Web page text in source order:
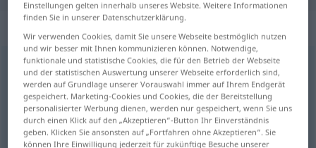
: Femininum
Beurlaubungf <Beurlaubung;Beurlaubungen>
Übersicht aller Übersetzungen
(Für mehr Details die Übersetzung anklicken/antippen)
permiso, excedencia, licencia, suspensión
Einstellungen gelten innerhalb unseres Website. Weitere Informationen
finden Sie in unserer Datenschutzerklärung.
Wir verwenden Cookies, damit Sie unsere Webseite bestmöglich nutzen
und wir besser mit Ihnen kommunizieren können. Notwendige,
funktionale und statistische Cookies, die für den Betrieb der Webseite
und der statistischen Auswertung unserer Webseite erforderlich sind,
werden auf Grundlage unserer Vorauswahl immer auf Ihrem Endgerät
gespeichert. Marketing-Cookies und Cookies, die der Bereitstellung
personalisierter Werbung dienen, werden nur gespeichert, wenn Sie uns
durch einen Klick auf den „Akzeptieren“-Button Ihr Einverständnis
geben. Klicken Sie ansonsten auf „Fortfahren ohne Akzeptieren“. Sie
können Ihre Einwilligung jederzeit für zukünftige Besuche unserer